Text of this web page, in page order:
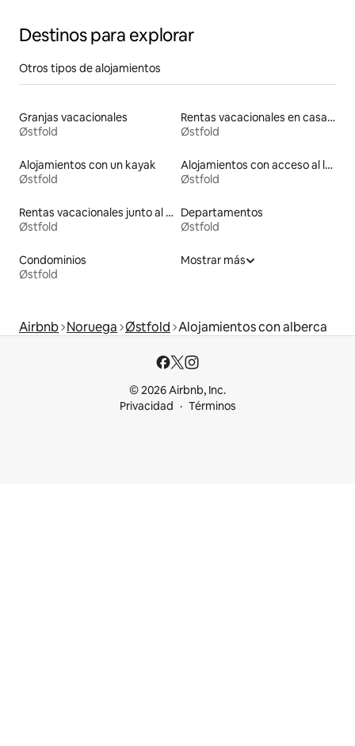
Destinos para explorar
Otros tipos de alojamientos
Granjas vacacionales
Østfold
Rentas vacacionales en casas adosadas
Østfold
Alojamientos con un kayak
Østfold
Alojamientos con acceso al lago
Østfold
Rentas vacacionales junto al agua
Østfold
Departamentos
Østfold
Condominios
Østfold
Mostrar más
Airbnb Noruega Østfold Alojamientos con alberca
© 2026 Airbnb, Inc.
Privacidad
Términos